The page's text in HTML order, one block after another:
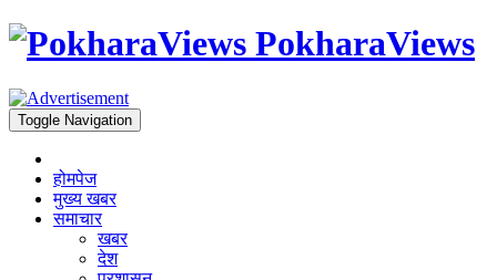
PokharaViews
Toggle Navigation
होमपेज
मुख्य खबर
समाचार
खबर
देश